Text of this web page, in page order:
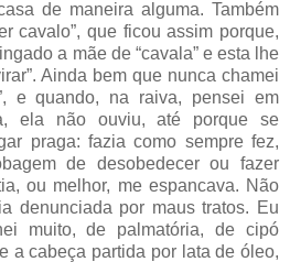
de maneira alguma. Também
cavalo”, que ficou assim porque,
a mãe de “cavala” e esta lhe
Ainda bem que nunca chamei
e quando, na raiva, pensei em
ela não ouviu, até porque se
praga: fazia como sempre fez,
de desobedecer ou fazer
ou melhor, me espancava. Não
denunciada por maus tratos. Eu
muito, de palmatória, de cipó
a cabeça partida por lata de óleo,